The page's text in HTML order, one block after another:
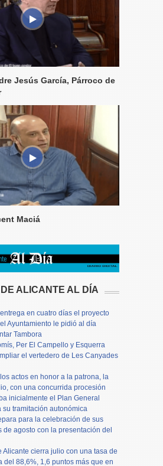
Jesús García, Párroco de
Maciá
ALICANTE AL DÍA
en cuatro días el proyecto
Ayuntamiento le pidió al día
Tambora
Per El Campello y Esquerra
el vertedero de Les Canyades
actos en honor a la patrona, la
con una concurrida procesión
inicialmente el Plan General
su tramitación autonómica
para la celebración de sus
de agosto con la presentación del
Alicante cierra julio con una tasa de
del 88,6%, 1,6 puntos más que en